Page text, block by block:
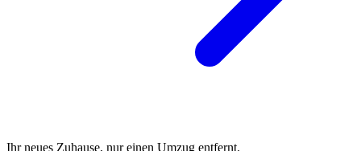
Ihr neues Zuhause, nur einen Umzug entfernt.